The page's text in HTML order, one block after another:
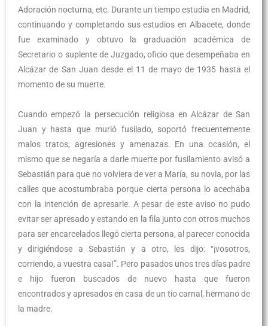
Adoración nocturna, etc. Durante un tiempo estudia en Madrid,
continuando y completando sus estudios en Albacete, donde
fue examinado y obtuvo la graduación académica de
Secretario o suplente de Juzgado, oficio que desempeñaba en
Alcázar de San Juan desde el 11 de mayo de 1935 hasta el
momento de su muerte.
Cuando empezó la persecución religiosa en Alcázar de San
Juan y hasta que murió fusilado, soportó frecuentemente
malos tratos, agresiones y amenazas. En una ocasión, el
mismo que se negaría a darle muerte por fusilamiento avisó a
Sebastián para que no volviera de ver a María, su novia, por las
calles que acostumbraba porque cierta persona lo acechaba
con la intención de apresarle. A pesar de este aviso no pudo
evitar ser apresado y estando en la fila junto con otros muchos
para ser encarcelados llegó cierta persona, al parecer conocida
y dirigiéndose a Sebastián y a otro, les dijo: “¡vosotros,
corriendo, a vuestra casa!”. Pero pasados unos tres días padre
e hijo fueron buscados de nuevo hasta que fueron
encontrados y apresados en casa de un tío carnal, hermano de
la madre.